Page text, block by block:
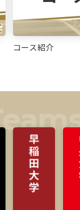
コース紹介